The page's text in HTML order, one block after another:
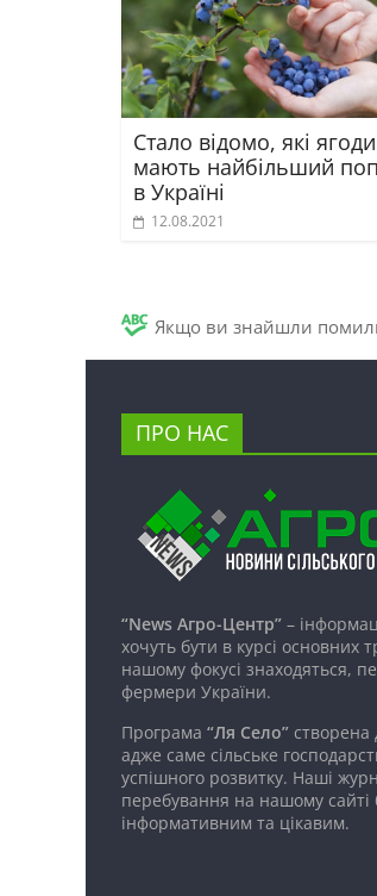
Стало відомо, які ягоди
мають найбільший
в Україні
12.08.2021
Якщо ви знайшли
ПРО НАС
“News Агро-Центр” –
хочуть бути в курсі основних
нашому фокусі знаходяться,
фермери України.
Програма “Ля Село” створена
адже саме сільське
успішного розвитку. Наші
перебування на нашому
інформативним та цікавим.